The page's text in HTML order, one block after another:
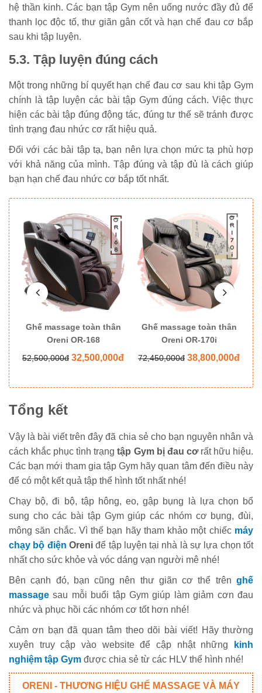
hệ thần kinh. Các bạn tập Gym nên uống nước đầy đủ để
thanh lọc độc tố, thư giãn gân cốt và hạn chế đau cơ bắp
sau khi tập luyện.
5.3. Tập luyện đúng cách
Một trong những bí quyết hạn chế đau cơ sau khi tập Gym
chính là tập luyện các bài tập Gym đúng cách. Việc thực
hiện các bài tập đúng động tác, đúng tư thế sẽ tránh được
tình trạng đau nhức cơ rất hiệu quả.
Đối với các bài tập tạ, bạn nên lựa chọn mức tạ phù hợp
với khả năng của mình. Tập đúng và tập đủ là cách giúp
bạn hạn chế đau nhức cơ bắp tốt nhất.
Ghế massage toàn thân
Oreni OR-168
52,500,000đ 32,500,000đ
Ghế massage toàn thân
Oreni OR-170i
72,450,000đ 38,800,000đ
Tổng kết
Vậy là bài viết trên đây đã chia sẻ cho bạn nguyên nhân và
cách khắc phục tình trạngtập Gym bị đau cơrất hữu hiệu.
Các bạn mới tham gia tập Gym hãy quan tâm đến điều này
để có một kết quả tập thể hình tốt nhất nhé!
Chạy bộ, đi bộ, tập hông, eo, gập bụng là lựa chọn bổ
sung cho các bài tập Gym giúp các nhóm cơ bụng, đùi,
mông săn chắc. Vì thế bạn hãy tham khảo một chiếc máy
chạy bộ điện Oreniđể tập luyện tại nhà là sự lựa chọn tốt
nhất cho sức khỏe và vóc dáng vạn người mê nhé!
Bên cạnh đó, bạn cũng nên thư giãn cơ thể trên ghế
massage sau mỗi buổi tập Gym giúp làm giảm cơn đau
nhức và phục hồi các nhóm cơ tốt hơn nhé!
Cảm ơn bạn đã quan tâm theo dõi bài viết! Hãy thường
xuyên truy cập vào website để cập nhật những
kinh
nghiệm tập Gym được chia sẻ từ các HLV thể hình nhé!
ORENI - THƯƠNG HIỆU GHẾ MASSAGE VÀ MÁY